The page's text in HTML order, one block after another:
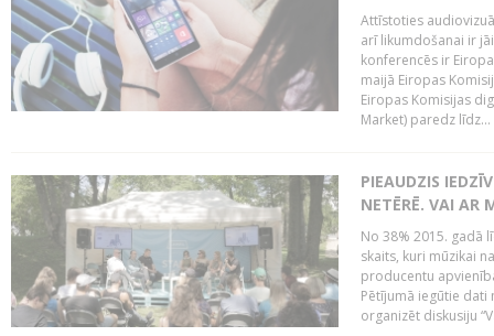
Attīstoties
arī likumdošanai ir
konferencēs ir
maijā Eiropas
Eiropas Komisijas
Market) paredz līdz...
PIEAUDZIS
NETĒRĒ. VAI AR
No 38% 2015. gadā
skaits, kuri mūzikai
producentu
Pētījumā iegūtie dati
organizēt diskusiju